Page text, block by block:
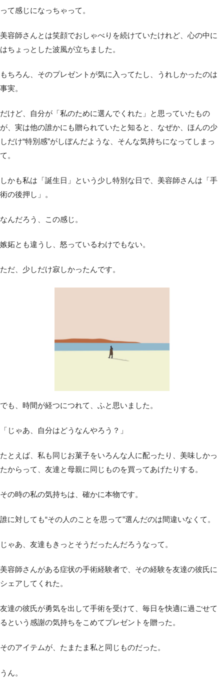
って感じになっちゃって。
美容師さんとは笑顔でおしゃべりを続けていたけれど、心の中に
はちょっとした波風が立ちました。
もちろん、そのプレゼントが気に入ってたし、うれしかったのは
事実。
だけど、自分が「私のために選んでくれた」と思っていたもの
が、実は他の誰かにも贈られていたと知ると、なぜか、ほんの少
しだけ“特別感”がしぼんだような、そんな気持ちになってしまっ
て。
しかも私は「誕生日」という少し特別な日で、美容師さんは「手
術の後押し」。
なんだろう、この感じ。
嫉妬とも違うし、怒っているわけでもない。
ただ、少しだけ寂しかったんです。
でも、時間が経つにつれて、ふと思いました。
「じゃあ、自分はどうなんやろう？」
たとえば、私も同じお菓子をいろんな人に配ったり、美味しかっ
たからって、友達と母親に同じものを買ってあげたりする。
その時の私の気持ちは、確かに本物です。
誰に対しても“その人のことを思って”選んだのは間違いなくて。
じゃあ、友達もきっとそうだったんだろうなって。
美容師さんがある症状の手術経験者で、その経験を友達の彼氏に
シェアしてくれた。
友達の彼氏が勇気を出して手術を受けて、毎日を快適に過ごせて
るという感謝の気持ちをこめてプレゼントを贈った。
そのアイテムが、たまたま私と同じものだった。
うん。